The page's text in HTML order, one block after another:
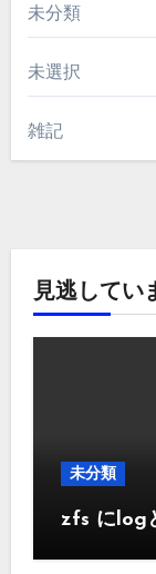
未分類
未選択
雑記
見逃してい
未分類
zfs にlog